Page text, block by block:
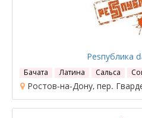
Реsпублика
Бачата Латина Сальса
Ростов-на-Дону, пер.